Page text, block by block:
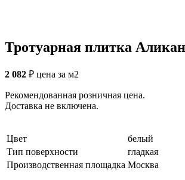
Тротуарная плитка
2 082 ₽ цена за м2
Рекомендованная розничная цена.
Доставка не включена.
Цвет
белый
Тип поверхности
гладкая
Производственная площадка Москва